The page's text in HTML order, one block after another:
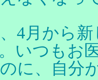
4月から
いつもお
に、自分